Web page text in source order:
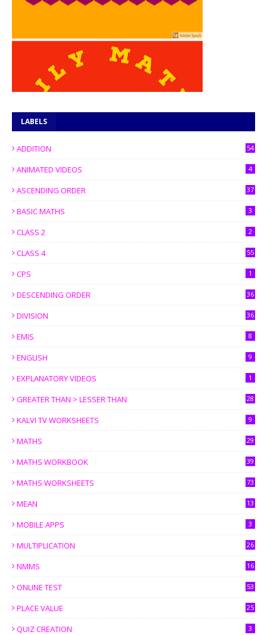
LABELS
ADDITION 54
ANIMATED VIDEOS 4
ASCENDING ORDER 37
BASIC MATHS 3
CLASS 2 2
CLASS 4 55
CPS 1
DESCENDING ORDER 36
DIVISION 36
EMIS 8
ENGLISH 9
EXPLANATORY VIDEOS 1
GREATER THAN > LESSER THAN 28
KALVI TV WORKSHEETS 9
MATHS 29
MATHS WORKBOOK 39
MATHS WORKSHEETS 73
MEAN 13
MOBILE APPS 3
MULTIPLICATION 26
NMMS 16
ONLINE TEST 53
PLACE VALUE 25
QUIZ CREATION 3